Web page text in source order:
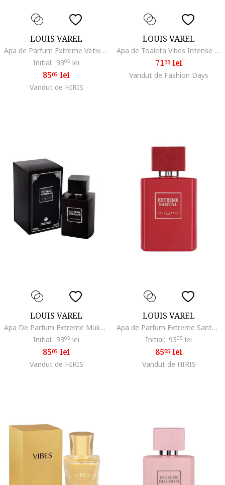
LOUIS VAREL
Apa de Parfum Extreme Vetiver Unisex, 100 ml
Initial: 9305 lei
8505 lei
Vandut de HIRIS
LOUIS VAREL
Apa de Toaleta Vibes Intense Femei, 100 ml
7123lei
Vandut de Fashion Days
LOUIS VAREL
Apa De Parfum Extreme Mukhalat Unisex Oriental,100ml
Initial: 9305 lei
8505 lei
Vandut de HIRIS
LOUIS VAREL
Apa de Parfum Extreme Santal, Unisex, 100ml
Initial: 9305 lei
8505 lei
Vandut de HIRIS